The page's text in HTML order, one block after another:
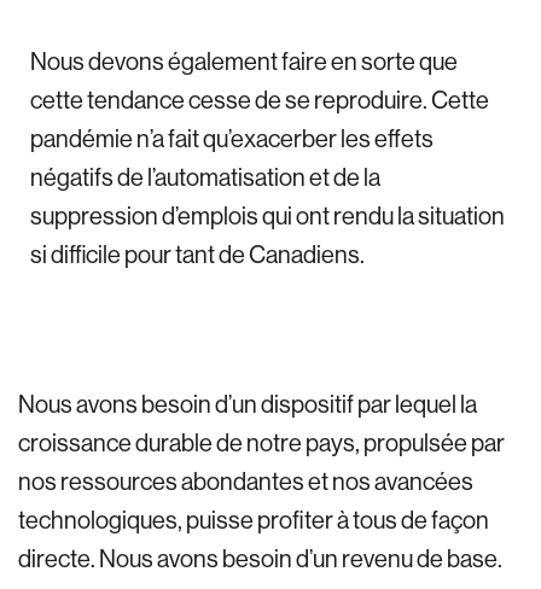
Nous devons également faire en sorte que
cette tendance cesse de se reproduire. Cette
pandémie n’a fait qu’exacerber les effets
négatifs de l’automatisation et de la
suppression d’emplois qui ont rendu la situation
si difficile pour tant de Canadiens.
Nous avons besoin d’un dispositif par lequel la
croissance durable de notre pays, propulsée par
nos ressources abondantes et nos avancées
technologiques, puisse profiter à tous de façon
directe. Nous avons besoin d’un revenu de base.